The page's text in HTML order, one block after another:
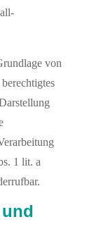
von
1 lit. a